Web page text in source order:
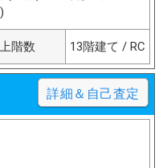
階数 13階建て / RC
詳細＆自己査定